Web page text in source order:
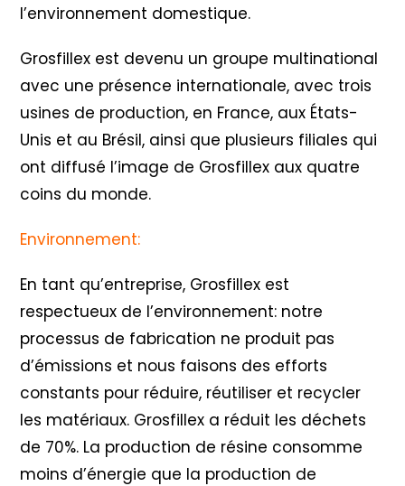
l’environnement domestique.
Grosfillex est devenu un groupe multinational
avec une présence internationale, avec trois
usines de production, en France, aux États-
Unis et au Brésil, ainsi que plusieurs filiales qui
ont diffusé l’image de Grosfillex aux quatre
coins du monde.
Environnement:
En tant qu’entreprise, Grosfillex est
respectueux de l’environnement: notre
processus de fabrication ne produit pas
d’émissions et nous faisons des efforts
constants pour réduire, réutiliser et recycler
les matériaux. Grosfillex a réduit les déchets
de 70%. La production de résine consomme
moins d’énergie que la production de